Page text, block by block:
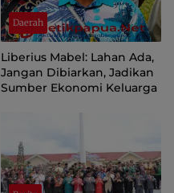
Daerah
Liberius Mabel: Lahan Ada,
Jangan Dibiarkan, Jadikan
Sumber Ekonomi Keluarga